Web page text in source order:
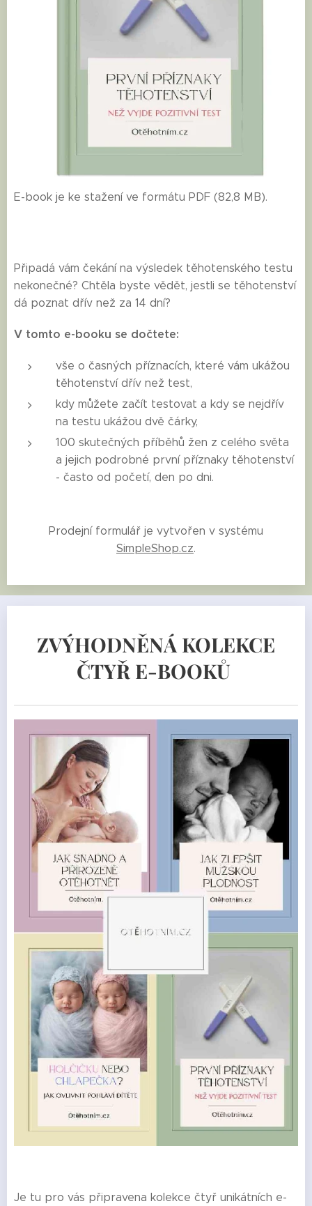
E-book je ke stažení ve formátu PDF (82,8 MB).
Připadá vám čekání na výsledek těhotenského testu
nekonečné? Chtěla byste vědět, jestli se těhotenství
dá poznat dřív než za 14 dní?
V tomto e-booku se dočtete:
vše o časných příznacích, které vám ukážou
těhotenství dřív než test,
kdy můžete začít testovat a kdy se nejdřív
na testu ukážou dvě čárky,
100 skutečných příběhů žen z celého světa
a jejich podrobné první příznaky těhotenství
- často od početí, den po dni.
Prodejní formulář je vytvořen v systému
SimpleShop.cz.
ZVÝHODNĚNÁ KOLEKCE
ČTYŘ E-BOOKŮ
Je tu pro vás připravena kolekce čtyř unikátních e-